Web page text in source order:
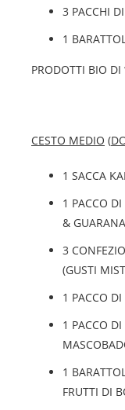
3 PACCHI
1
PRODOTTI BIO DI
CESTO MEDIO (
1 SACCA
1 PACCO DI
&
3
(GUSTI
1 PACCO DI
1 PACCO
1
FRUTTI DI